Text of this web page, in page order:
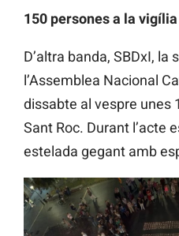
150 persones a la
D’altra banda, SBDxI,
l’Assemblea Nacional
dissabte al vespre unes
Sant Roc. Durant l’acte
estelada gegant amb